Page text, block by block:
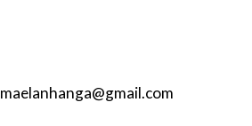
maelanhanga@gmail.com